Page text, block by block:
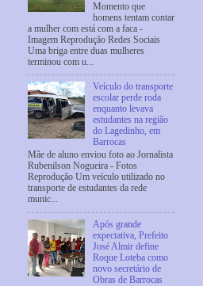
Momento que
homens tentam contar
a mulher com está com a faca -
Imagem Reprodução Redes Sociais
Uma briga entre duas mulheres
terminou com u...
Veículo do transporte
escolar perde roda
enquanto levava
estudantes na região
do Lagedinho, em
Barrocas
Mãe de aluno enviou foto ao Jornalista
Rubenilson Nogueira - Fotos
Reprodução Um veículo utilizado no
transporte de estudantes da rede
munic...
Após grande
expectativa, Prefeito
José Almir define
Roque Loteba como
novo secretário de
Obras de Barrocas